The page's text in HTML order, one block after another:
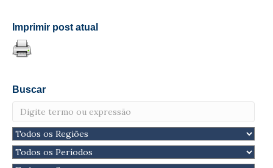
Imprimir post atual
Buscar